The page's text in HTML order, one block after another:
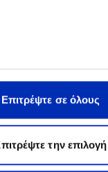
Επιτρέψτε σε όλους
την επιλογή